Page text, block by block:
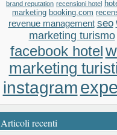
brand reputation recensioni hotel
marketing booking.com
revenue management seo
marketing turismo
facebook hotel
marketing
instagram
Articoli recenti